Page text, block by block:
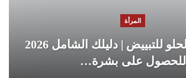
المرأة
زيت اللوز الحلو للتبييض | دليلك الشامل 2026
للحصول على بشرة…